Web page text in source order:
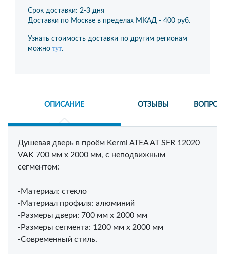
Срок доставки: 2-3 дня
Доставки по Москве в пределах МКАД - 400 руб.
Узнать стоимость доставки по другим регионам
можно тут.
ОПИСАНИЕ ОТЗЫВЫ
Душевая дверь в проём Kermi ATEA AT SFR 12020
VAK 700 мм х 2000 мм, с неподвижным
сегментом:
-Материал: стекло
-Материал профиля: алюминий
-Размеры двери: 700 мм х 2000 мм
-Размеры сегмента: 1200 мм х 2000 мм
-Современный стиль.